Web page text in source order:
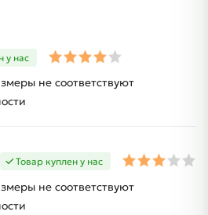
у нас
не соответствуют
Товар куплен у нас
не соответствуют